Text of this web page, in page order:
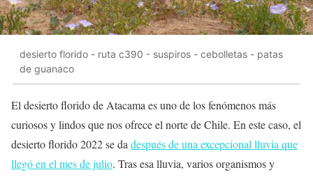
desierto florido - ruta c390 - suspiros - cebolletas - patas
de guanaco
El desierto florido de Atacama es uno de los fenómenos más
curiosos y lindos que nos ofrece el norte de Chile. En este caso, el
desierto florido 2022 se da después de una excepcional lluvia que
llegó en el mes de julio. Tras esa lluvia, varios organismos y